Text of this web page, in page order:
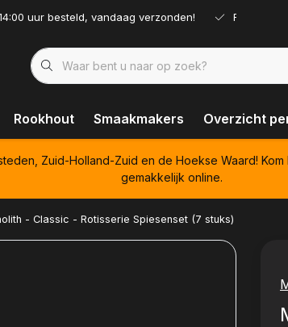
uur besteld, vandaag verzonden! Ruim
Rookhout Smaakmakers Overzicht
Zuid-Holland-Zuid en de Hoekse Waard!
gemakkelijk online.
- Classic - Rotisserie Spiesenset (7 stuks)